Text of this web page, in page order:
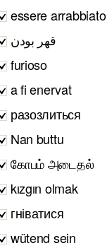
essere arrabbiato
قهر بودن
furioso
a fi enervat
разозлиться
Nan buttu
கோபம் அடைதல்
kızgın olmak
гніватися
wütend sein